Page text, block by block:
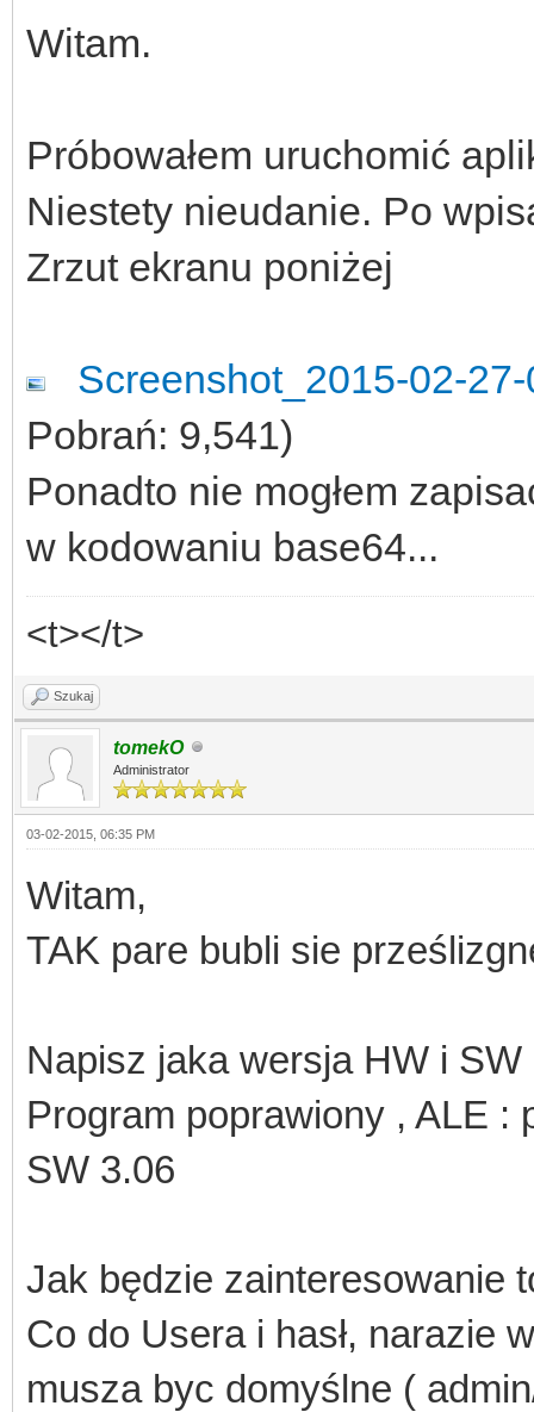
Witam.
Próbowałem uruchomić
Niestety nieudanie. Po
Zrzut ekranu poniżej
Screenshot_2015-02-
Pobrań: 9,541)
Ponadto nie mogłem
w kodowaniu base64...
<t></t>
Szukaj
tomekO
Administrator
03-02-2015, 06:35 PM
Witam,
TAK pare bubli sie
Napisz jaka wersja HW i SW
Program poprawiony , ALE :
SW 3.06
Jak będzie zainteresowanie
Co do Usera i hasł, narazie
musza byc domyślne (